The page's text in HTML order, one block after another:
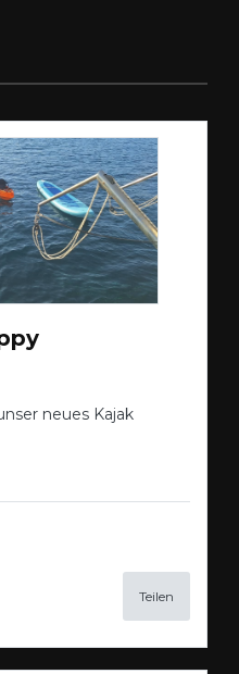
neues Kajak
Teilen